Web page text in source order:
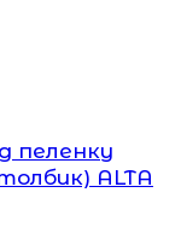
пеленку
ALTA